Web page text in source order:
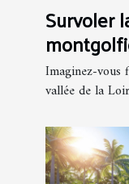
Survoler
uniques
Imaginez-vous
vallée de la